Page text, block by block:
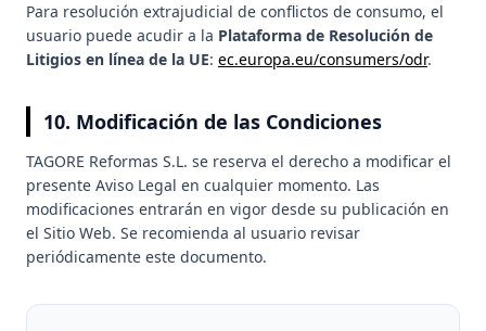
Para resolución extrajudicial de conflictos de consumo, el
usuario puede acudir a la Plataforma de Resolución de
Litigios en línea de la UE: ec.europa.eu/consumers/odr.
10. Modificación de las Condiciones
TAGORE Reformas S.L. se reserva el derecho a modificar el
presente Aviso Legal en cualquier momento. Las
modificaciones entrarán en vigor desde su publicación en
el Sitio Web. Se recomienda al usuario revisar
periódicamente este documento.